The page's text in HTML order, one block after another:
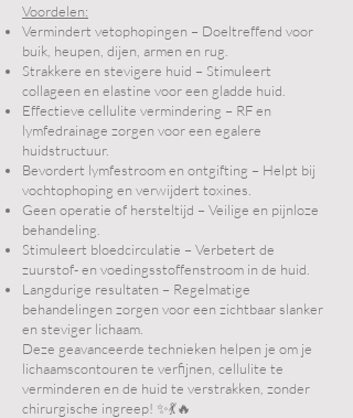
Voordelen:
Vermindert vetophopingen – Doeltreffend voor
buik, heupen, dijen, armen en rug.
Strakkere en stevigere huid – Stimuleert
collageen en elastine voor een gladde huid.
Effectieve cellulite vermindering – RF en
lymfedrainage zorgen voor een egalere
huidstructuur.
Bevordert lymfestroom en ontgifting – Helpt bij
vochtophoping en verwijdert toxines.
Geen operatie of hersteltijd – Veilige en pijnloze
behandeling.
Stimuleert bloedcirculatie – Verbetert de
zuurstof- en voedingsstoffenstroom in de huid.
Langdurige resultaten – Regelmatige
behandelingen zorgen voor een zichtbaar slanker
en steviger lichaam.
Deze geavanceerde technieken helpen je om je
lichaamscontouren te verfijnen, cellulite te
verminderen en de huid te verstrakken, zonder
chirurgische ingreep! ✨💃🔥